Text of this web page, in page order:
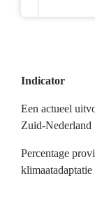
Indicator
Een actueel
Zuid-Nederland
Percentage